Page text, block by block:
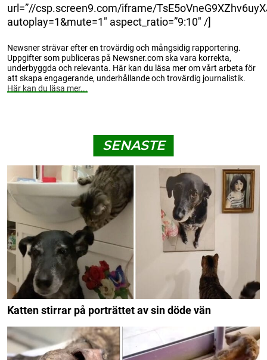
url=”//csp.screen9.com/iframe/
autoplay=1&mute=1″ aspect_ratio=”9:10″ /]
Newsner strävar efter en trovärdig och mångsidig rapportering.
Uppgifter som publiceras på Newsner.com ska vara korrekta,
underbyggda och relevanta. Här kan du läsa mer om vårt arbeta för
att skapa engagerande, underhållande och trovärdig journalistik.
Här kan du läsa mer...
SENASTE
Katten stirrar på porträttet av sin döde vän